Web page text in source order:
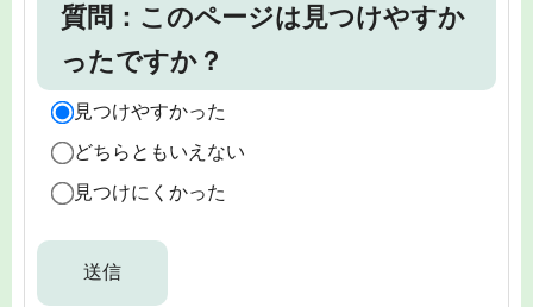
質問：このページは見つけやすか
ったですか？
見つけやすかった
どちらともいえない
見つけにくかった